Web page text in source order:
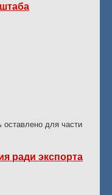
для части
ради экспорта